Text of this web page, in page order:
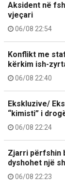
Aksident në
vjeçari
06/08 22:54
Konflikt me
kërkim ish-
06/08 22:40
Ekskluzive/
“kimisti” i
06/08 22:24
Zjarri përfshin
dyshohet një
06/08 22:23